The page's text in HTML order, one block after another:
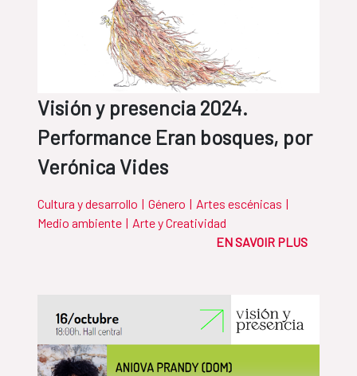
Visión y presencia 2024.
Performance Eran bosques, por
Verónica Vides
Cultura y desarrollo | Género | Artes escénicas |
Medio ambiente | Arte y Creatividad
EN SAVOIR PLUS